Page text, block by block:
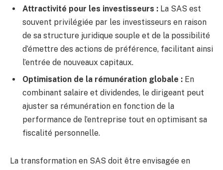
Attractivité pour les investisseurs : La SAS est
souvent privilégiée par les investisseurs en raison
de sa structure juridique souple et de la possibilité
d’émettre des actions de préférence, facilitant ainsi
l’entrée de nouveaux capitaux.
Optimisation de la rémunération globale : En
combinant salaire et dividendes, le dirigeant peut
ajuster sa rémunération en fonction de la
performance de l’entreprise tout en optimisant sa
fiscalité personnelle.
La transformation en SAS doit être envisagée en